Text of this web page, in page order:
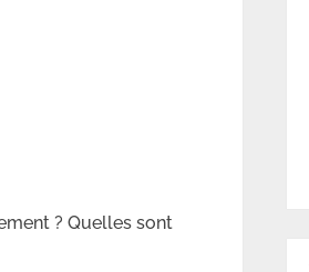
? Quelles sont